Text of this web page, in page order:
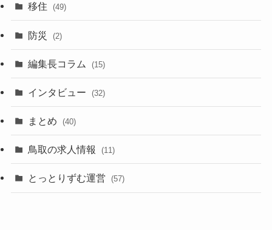
移住 (49)
防災 (2)
編集長コラム (15)
インタビュー (32)
まとめ (40)
鳥取の求人情報 (11)
とっとりずむ運営 (57)